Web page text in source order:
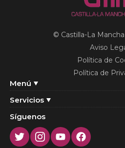
Menú
Servicios
© Castilla-La
Aviso
Política de
Política de
Síguenos
TwitterInstagram
YoutubeFacebook